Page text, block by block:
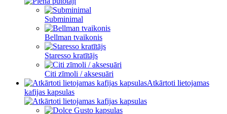
Subminimal
Bellman tvaikonis
Staresso kratītājs
Citi zīmoli / aksesuāri
Atkārtoti lietojamas
kafijas kapsulas